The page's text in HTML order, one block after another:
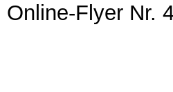
Online-Flyer Nr.